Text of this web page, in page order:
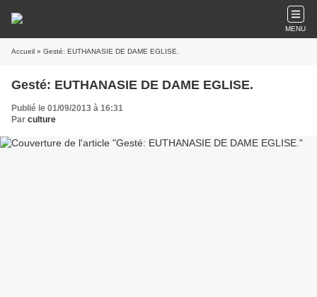
MENU
Accueil » Gesté: EUTHANASIE DE DAME EGLISE.
Gesté: EUTHANASIE DE DAME EGLISE.
Publié le 01/09/2013 à 16:31
Par culture